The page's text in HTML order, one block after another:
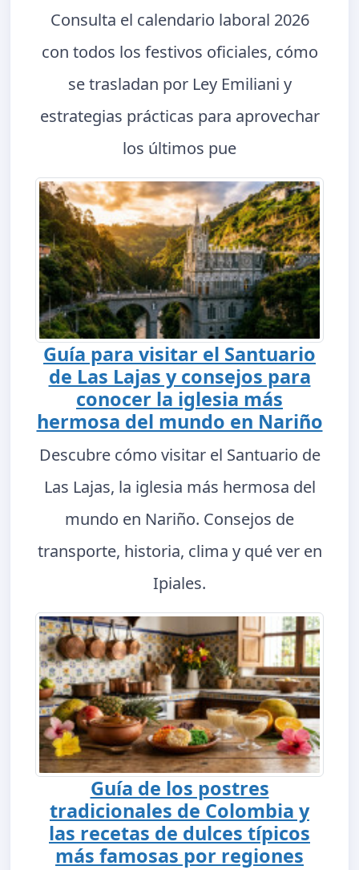
Consulta el calendario laboral 2026
con todos los festivos oficiales, cómo
se trasladan por Ley Emiliani y
estrategias prácticas para aprovechar
los últimos pue
Guía para visitar el Santuario
de Las Lajas y consejos para
conocer la iglesia más
hermosa del mundo en Nariño
Descubre cómo visitar el Santuario de
Las Lajas, la iglesia más hermosa del
mundo en Nariño. Consejos de
transporte, historia, clima y qué ver en
Ipiales.
Guía de los postres
tradicionales de Colombia y
las recetas de dulces típicos
más famosas por regiones